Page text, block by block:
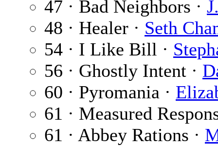
47 · Bad Neighbors ·
48 · Healer · Seth
54 · I Like Bill ·
56 · Ghostly Intent ·
60 · Pyromania ·
61 · Measured
61 · Abbey Rations ·